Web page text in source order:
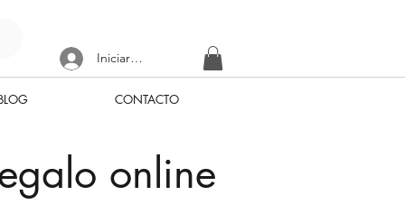
Iniciar sesión
CONTACTO
online